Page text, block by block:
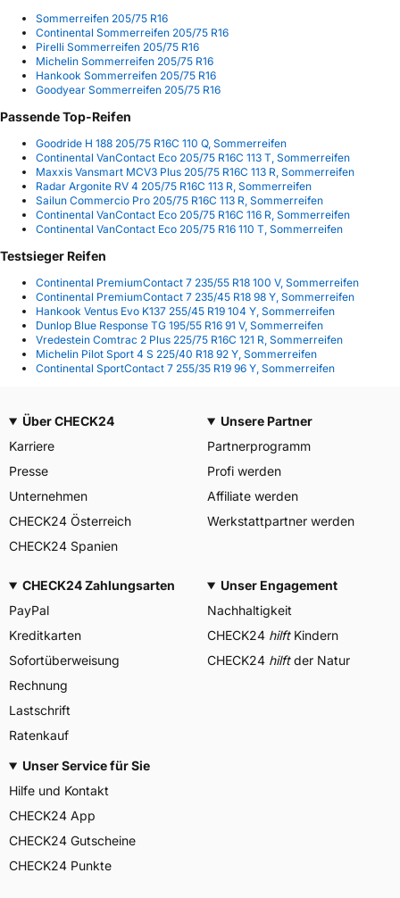
Sommerreifen 205/75 R16
Continental Sommerreifen 205/75 R16
Pirelli Sommerreifen 205/75 R16
Michelin Sommerreifen 205/75 R16
Hankook Sommerreifen 205/75 R16
Goodyear Sommerreifen 205/75 R16
Passende Top-Reifen
Goodride H 188 205/75 R16C 110 Q, Sommerreifen
Continental VanContact Eco 205/75 R16C 113 T, Sommerreifen
Maxxis Vansmart MCV3 Plus 205/75 R16C 113 R, Sommerreifen
Radar Argonite RV 4 205/75 R16C 113 R, Sommerreifen
Sailun Commercio Pro 205/75 R16C 113 R, Sommerreifen
Continental VanContact Eco 205/75 R16C 116 R, Sommerreifen
Continental VanContact Eco 205/75 R16 110 T, Sommerreifen
Testsieger Reifen
Continental PremiumContact 7 235/55 R18 100 V, Sommerreifen
Continental PremiumContact 7 235/45 R18 98 Y, Sommerreifen
Hankook Ventus Evo K137 255/45 R19 104 Y, Sommerreifen
Dunlop Blue Response TG 195/55 R16 91 V, Sommerreifen
Vredestein Comtrac 2 Plus 225/75 R16C 121 R, Sommerreifen
Michelin Pilot Sport 4 S 225/40 R18 92 Y, Sommerreifen
Continental SportContact 7 255/35 R19 96 Y, Sommerreifen
Über CHECK24
Karriere
Presse
Unternehmen
CHECK24 Österreich
CHECK24 Spanien
Unsere Partner
Partnerprogramm
Profi werden
Affiliate werden
Werkstattpartner werden
CHECK24 Zahlungsarten
PayPal
Kreditkarten
Sofortüberweisung
Rechnung
Lastschrift
Ratenkauf
Unser Engagement
Nachhaltigkeit
CHECK24 hilftKindern
CHECK24 hilftder Natur
Unser Service für Sie
Hilfe und Kontakt
CHECK24 App
CHECK24 Gutscheine
CHECK24 Punkte